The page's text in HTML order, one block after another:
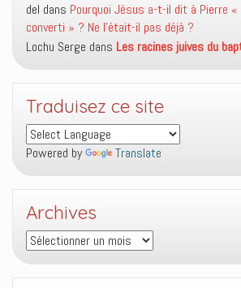
del dans Pourquoi Jésus a-t-il dit à Pierre
converti » ? Ne l’était-il pas déjà ?
Lochu Serge dans Les racines juives du
Traduisez ce site
Powered by Translate
Archives
Archives